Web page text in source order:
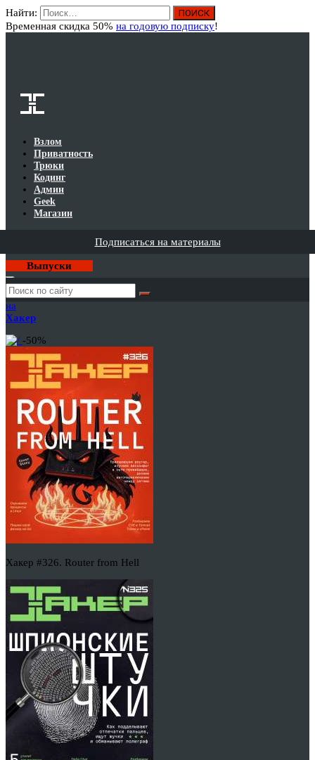
Найти:
Временная скидка 50% на годовую подписку!
Взлом
Приватность
Трюки
Кодинг
Админ
Geek
Магазин
Подписаться на материалы
Выпуски
Годовая
подписка
на
Хакер
-50%
Хакер #326. Router from Hell